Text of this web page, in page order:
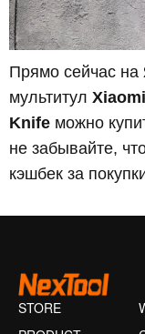
Прямо сейчас на
мультитул
Knife можно
не забывайте,
кэшбек за
STORE